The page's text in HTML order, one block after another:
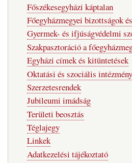
Főszékesegyházi káptalan
Főegyházmegyei bizottságok
Gyermek- és ifjúságvédelmi
Szakpasztoráció a
Egyházi címek és kitüntetések
Oktatási és szociális
Szerzetesrendek
Jubileumi imádság
Területi beosztás
Téglajegy
Linkek
Adatkezelési tájékoztató